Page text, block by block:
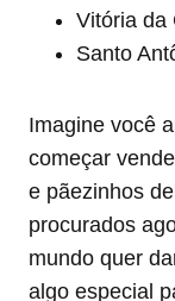
Vitória da
Santo
Imagine você
começar
e pãezinhos
procurados
mundo quer
algo especial